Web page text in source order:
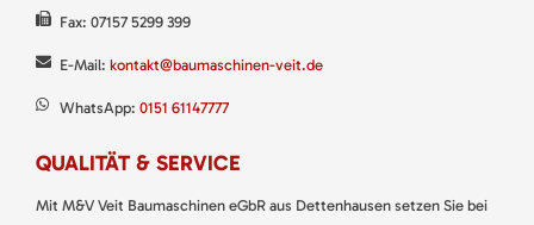
Fax: 07157 5299 399
E-Mail: kontakt@baumaschinen-veit.de
WhatsApp: 0151 61147777
QUALITÄT & SERVICE
Mit M&V Veit Baumaschinen eGbR aus Dettenhausen setzen Sie bei